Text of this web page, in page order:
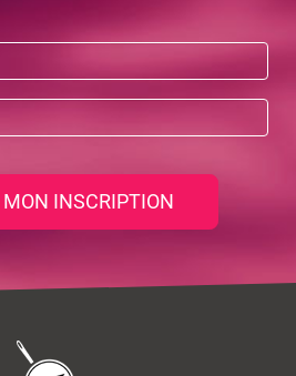
INSCRIPTION